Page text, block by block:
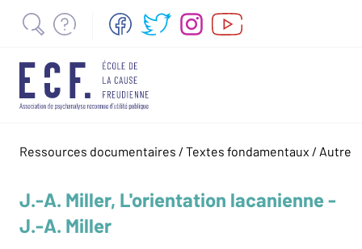
Ressources documentaires / Textes fondamentaux / Autre
J.-A. Miller, L'orientation lacanienne -
J.-A. Miller